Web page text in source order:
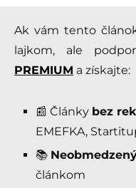
Ak vám tento
lajkom, ale
PREMIUM a získajte:
📰 Články bez
EMEFKA,
📚
článkom